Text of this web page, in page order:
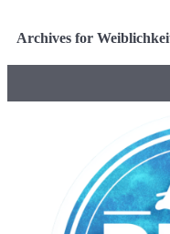
Archives for